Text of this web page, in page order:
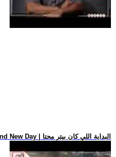
.. فيلم Spider-Man: Brand New Day | البداية اللي كان بيتر محتا